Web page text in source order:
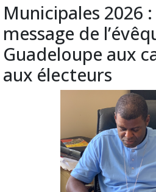
Municipales 2026 :
message de
Guadeloupe aux
aux électeurs